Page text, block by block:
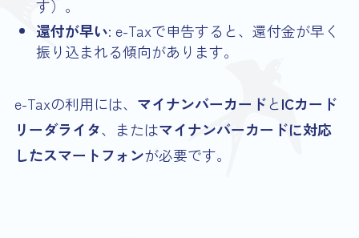
す）。
還付が早い: e-Taxで申告すると、還付金が早く
振り込まれる傾向があります。
e-Taxの利用には、 マイナンバーカードとICカード
リーダライタ、またはマイナンバーカードに対応
したスマートフォンが必要です。